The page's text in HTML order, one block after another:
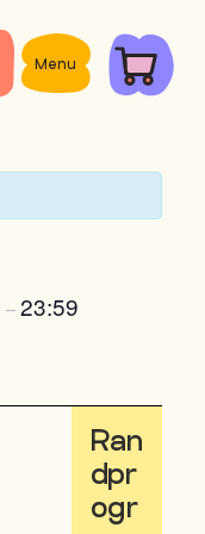
Menu
–23:59
Ran
dpr
ogr